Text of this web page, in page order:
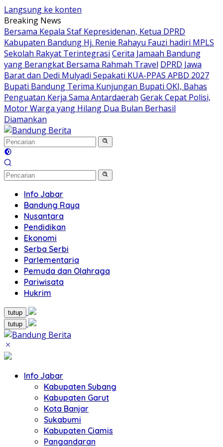
Langsung ke konten
Breaking News
Bersama Kepala Staf Kepresidenan, Ketua DPRD
Kabupaten Bandung Hj. Renie Rahayu Fauzi hadiri MPLS
Sekolah Rakyat Terintegrasi Cerita Jamaah Bandung
yang Berangkat Bersama Rahmah Travel DPRD Jawa
Barat dan Dedi Mulyadi Sepakati KUA-PPAS APBD 2027
Bupati Bandung Terima Kunjungan Bupati OKI, Bahas
Penguatan Kerja Sama Antardaerah Gerak Cepat Polisi,
Motor Warga yang Hilang Dua Bulan Berhasil
Diamankan
Info Jabar
Bandung Raya
Nusantara
Pendidikan
Ekonomi
Serba Serbi
Parlementaria
Pemuda dan Olahraga
Pariwisata
Hukrim
tutup
tutup
Info Jabar
Kabupaten Subang
Kabupaten Garut
Kota Banjar
Sukabumi
Kabupaten Ciamis
Pangandaran